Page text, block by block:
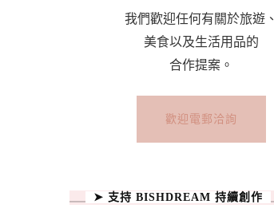
我們歡迎任何有關於旅遊、
美食以及生活用品的
合作提案。
歡迎電郵洽詢
➤ 支持 BISHDREAM 持續創作